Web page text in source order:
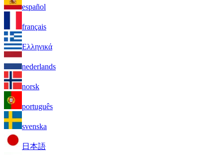
español
français
Ελληνικά
nederlands
norsk
português
svenska
日本語